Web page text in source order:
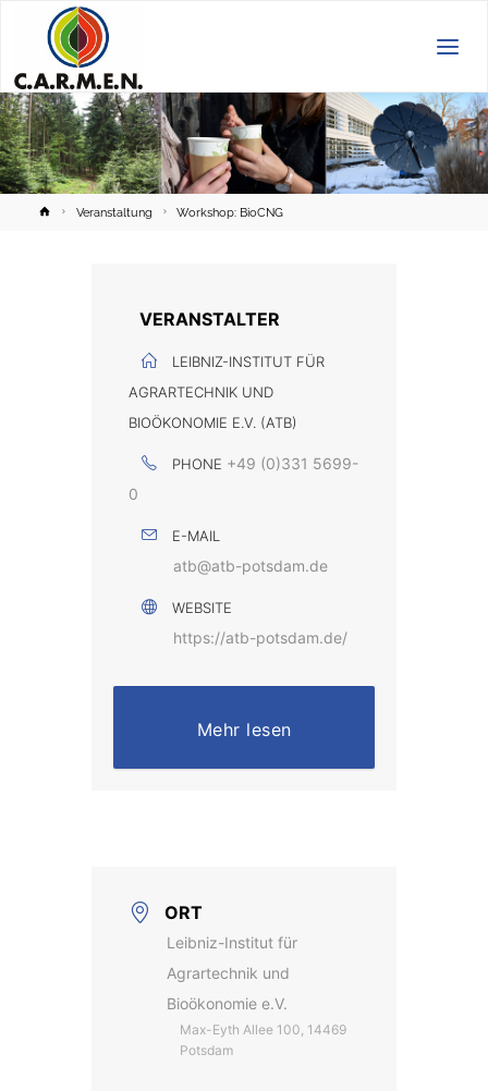
HomeVeranstaltung Workshop: BioCNG
VERANSTALTER
LEIBNIZ-INSTITUT FÜR
AGRARTECHNIK UND
BIOÖKONOMIE E.V. (ATB)
PHONE +49 (0)331 5699-
0
E-MAIL
atb@atb-potsdam.de
WEBSITE
https://atb-potsdam.de/
Mehr lesen
ORT
Leibniz-Institut für
Agrartechnik und
Bioökonomie e.V.
Max-Eyth Allee 100, 14469
Potsdam